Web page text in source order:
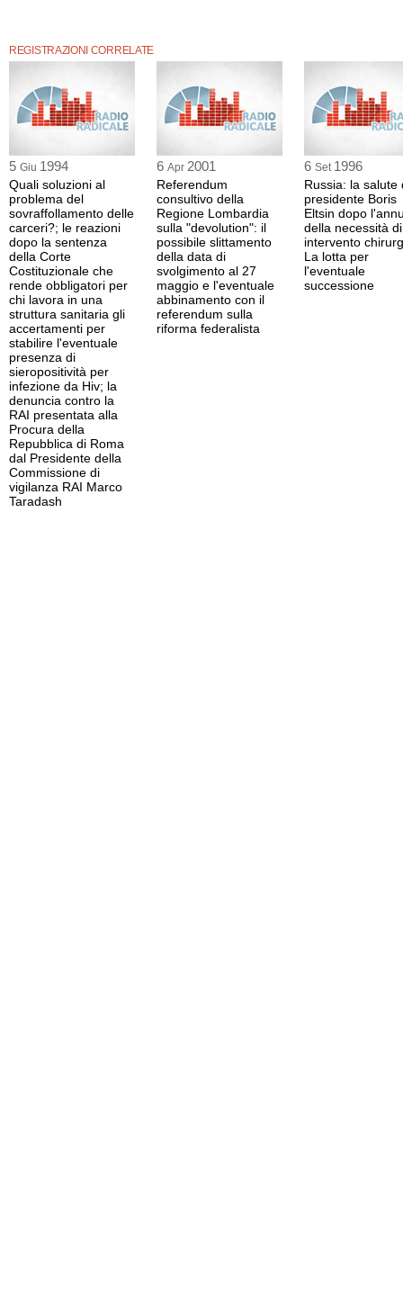
REGISTRAZIONI CORRELATE
5 Giu 1994
Quali soluzioni al
problema del
sovraffollamento delle
carceri?; le reazioni
dopo la sentenza
della Corte
Costituzionale che
rende obbligatori per
chi lavora in una
struttura sanitaria gli
accertamenti per
stabilire l'eventuale
presenza di
sieropositività per
infezione da Hiv; la
denuncia contro la
RAI presentata alla
Procura della
Repubblica di Roma
dal Presidente della
Commissione di
vigilanza RAI Marco
Taradash
6 Apr 2001
Referendum
consultivo della
Regione Lombardia
sulla "devolution": il
possibile slittamento
della data di
svolgimento al 27
maggio e l'eventuale
abbinamento con il
referendum sulla
riforma federalista
6 Set 1996
Russia: la salute
presidente Boris
Eltsin dopo
della necessità
intervento
La lotta per
l'eventuale
successione